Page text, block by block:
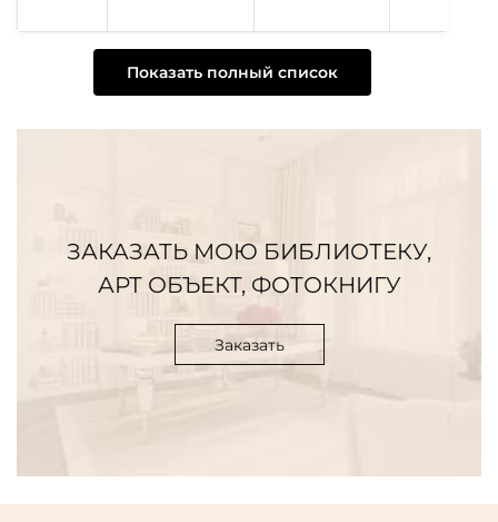
Показать полный список
ЗАКАЗАТЬ МОЮ БИБЛИОТЕКУ,
АРТ ОБЪЕКТ, ФОТОКНИГУ
Заказать